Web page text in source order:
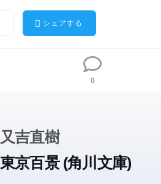
シェアする
0
又吉直樹
東京百景 (角川文庫)